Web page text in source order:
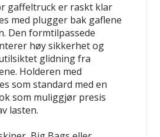
gaffeltruck er raskt klar
med plugger bak gaflene
Den formtilpassede
høy sikkerhet og
glidning fra
Holderen med
som standard med en
som muliggjør presis
lasten.